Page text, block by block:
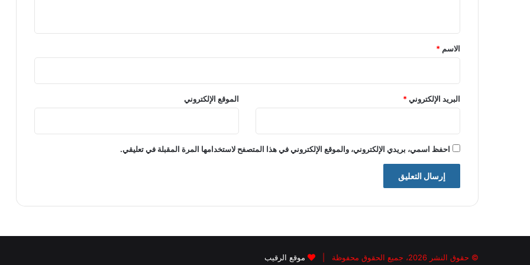
*
الاسم *
البريد الإلكتروني* الموقع الإلكتروني
احفظ اسمي، بريدي الإلكتروني، والموقع الإلكتروني في هذا المتصفح لاستخدامها المرة المقبلة في تعليقي.
© حقوق النشر 2026، جميع الحقوق محفوظة | موقع الرقيب